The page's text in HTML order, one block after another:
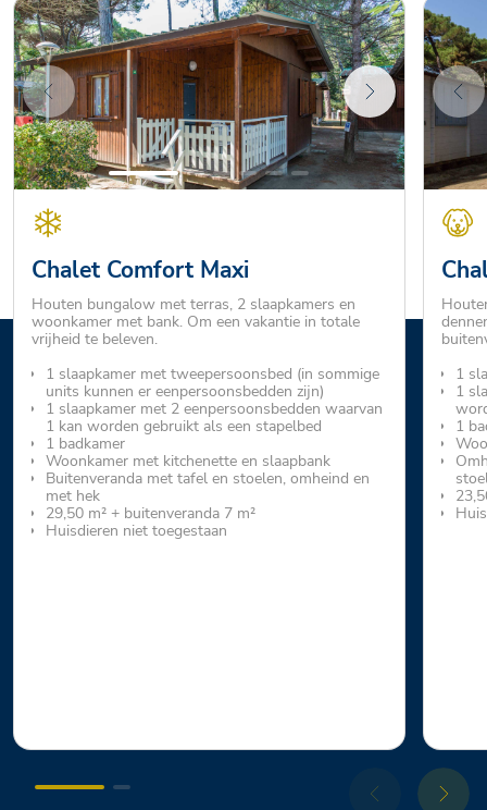
Chalet Comfort Maxi
Houten bungalow met terras, 2 slaapkamers en
woonkamer met bank. Om een vakantie in totale
vrijheid te beleven.
1 slaapkamer met tweepersoonsbed (in sommige
units kunnen er eenpersoonsbedden zijn)
1 slaapkamer met 2 eenpersoonsbedden waarvan
1 kan worden gebruikt als een stapelbed
1 badkamer
Woonkamer met kitchenette en slaapbank
Buitenveranda met tafel en stoelen, omheind en
met hek
29,50 m² + buitenveranda 7 m²
Huisdieren niet toegestaan
1
1
1